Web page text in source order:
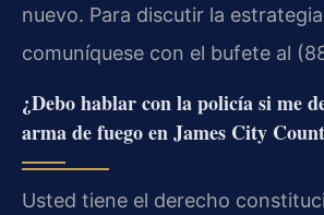
nuevo. Para discutir la
comuníquese con el bufete al
¿Debo hablar con la policía si me
arma de fuego en James City
Usted tiene el derecho